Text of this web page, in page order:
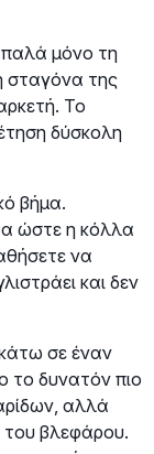
μόνο τη
σταγόνα της
Το
δύσκολη
βήμα.
ώστε η κόλλα
να
και δεν
σε έναν
το δυνατόν πιο
αλλά
βλεφάρου.